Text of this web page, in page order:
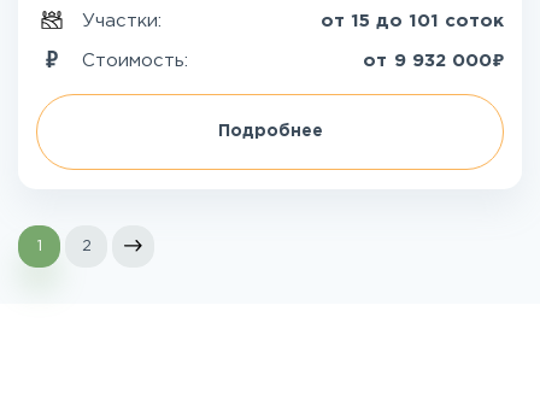
Участки: от 15 до 101 соток
Стоимость: от 9 932 000₽
Подробнее
1 2